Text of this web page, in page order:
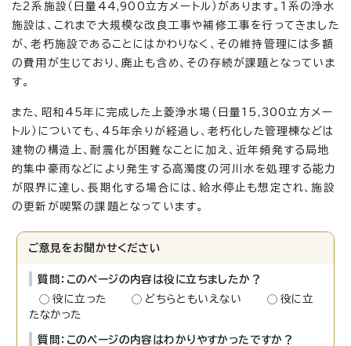
た2系施設（日量44,900立方メートル）があります。1系の浄水
施設は、これまで大規模な改良工事や補修工事を行ってきました
が、老朽施設であることにはかわりなく、その維持管理には多額
の費用が生じており、廃止も含め、その存続が課題となっていま
す。
また、昭和45年に完成した上菱浄水場（日量15,300立方メー
トル）についても、45年余りが経過し、老朽化した管理棟などは
建物の構造上、耐震化が困難なことに加え、近年頻発する局地
的集中豪雨などにより発生する高濁度の河川水を処理する能力
が限界に達し、長期化する場合には、給水停止も想定され、施設
の更新が喫緊の課題となっています。
ご意見をお聞かせください
質問：このページの内容は役に立ちましたか？
役に立った
どちらともいえない
役に立
たなかった
質問：このページの内容はわかりやすかったですか？